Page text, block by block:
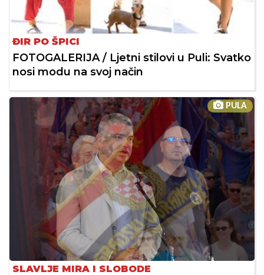
ĐIR PO ŠPICI
FOTOGALERIJA / Ljetni stilovi u Puli: Svatko
nosi modu na svoj način
PULA
SLAVLJE MIRA I SLOBODE